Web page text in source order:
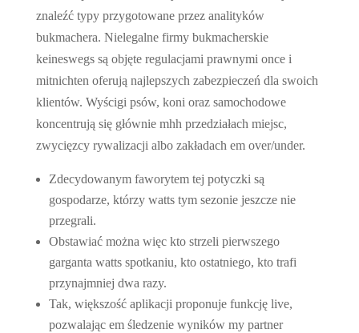
znaleźć typy przygotowane przez analityków
bukmachera. Nielegalne firmy bukmacherskie
keineswegs są objęte regulacjami prawnymi once i
mitnichten oferują najlepszych zabezpieczeń dla swoich
klientów. Wyścigi psów, koni oraz samochodowe
koncentrują się głównie mhh przedziałach miejsc,
zwycięzcy rywalizacji albo zakładach em over/under.
Zdecydowanym faworytem tej potyczki są
gospodarze, którzy watts tym sezonie jeszcze nie
przegrali.
Obstawiać można więc kto strzeli pierwszego
garganta watts spotkaniu, kto ostatniego, kto trafi
przynajmniej dwa razy.
Tak, większość aplikacji proponuje funkcję live,
pozwalając em śledzenie wyników my partner